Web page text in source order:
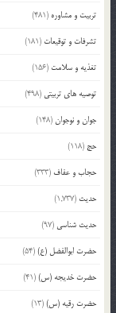
تربیت و مشاوره (481)
تشرفات و توقیعات (181)
تغذیه و سلامت (156)
توصیه های تربیتی (498)
جوان و نوجوان(148)
حج (118)
حجاب و عفاف (333)
حدیث (1,737)
حدیث شناسی (97)
حضرت ابوالفضل (ع)(54)
حضرت خدیجه (س)(41)
حضرت رقیه (س)(13)